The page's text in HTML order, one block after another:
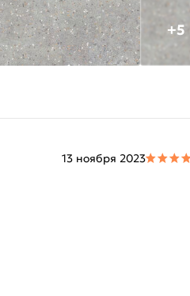
+5
13 ноября 2023